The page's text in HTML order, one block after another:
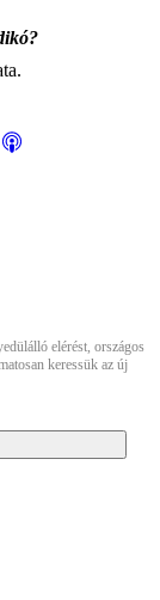
elérést, országos
keressük az új